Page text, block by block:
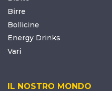
Birre
Bollicine
Energy Drinks
Vari
IL NOSTRO MONDO